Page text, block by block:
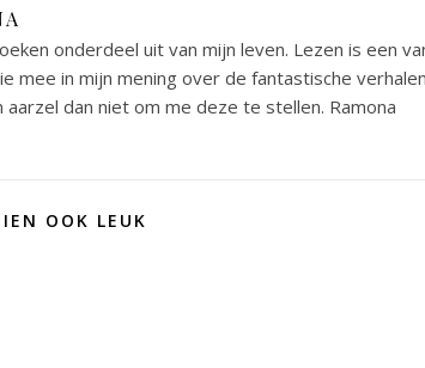
onderdeel uit van mijn leven. Lezen is een
mee in mijn mening over de fantastische verhalen
dan niet om me deze te stellen. Ramona
OOK LEUK